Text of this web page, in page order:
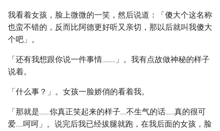
我看着女孩，脸上微微的一笑，然后说道：「傻大个这名称
也蛮不错的，反而比阿德更好听又亲切，那以后就叫我傻大
个吧」。
「还有我想跟你说一件事情.........」。我有点故做神秘的样子
说着。
「什么事？」。女孩一脸娇俏的看着我。
「那就是.......你真正笑起来的样子....不生气的话......真的很可
爱.....呵呵」。说完后我已经拔腿就跑，在我后面的女孩，脸